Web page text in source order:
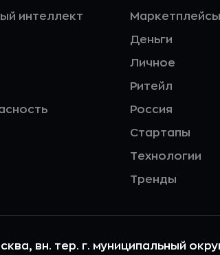
интеллект Маркетплейсы
Деньги
Личное
Ритейл
Россия
Стартапы
Технологии
Тренды
вн. тер. г. муниципальный